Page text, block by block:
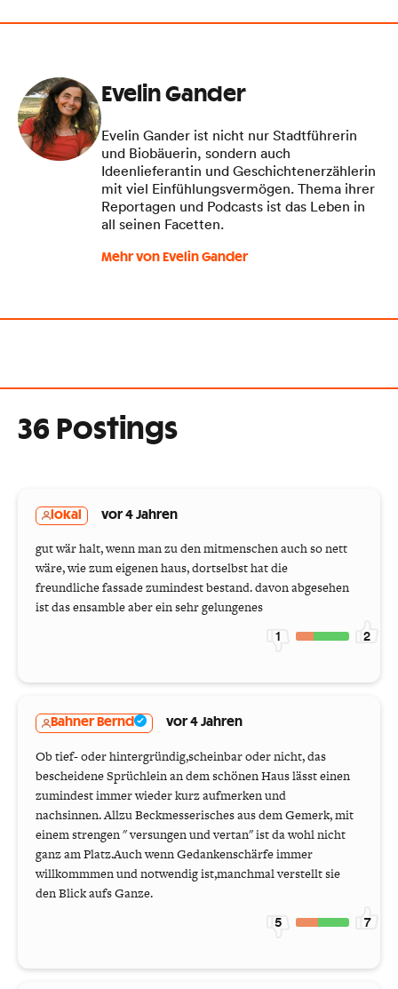
Evelin Gander
Evelin Gander ist nicht nur Stadtführerin
und Biobäuerin, sondern auch
Ideenlieferantin und Geschichtenerzählerin
mit viel Einfühlungsvermögen. Thema ihrer
Reportagen und Podcasts ist das Leben in
all seinen Facetten.
Mehr von Evelin Gander
36 Postings
lokal vor 4 Jahren
gut wär halt, wenn man zu den mitmenschen auch so nett
wäre, wie zum eigenen haus, dortselbst hat die
freundliche fassade zumindest bestand. davon abgesehen
ist das ensamble aber ein sehr gelungenes
1 2
Bahner Bernd vor 4 Jahren
Ob tief- oder hintergründig,scheinbar oder nicht, das
bescheidene Sprüchlein an dem schönen Haus lässt einen
zumindest immer wieder kurz aufmerken und
nachsinnen. Allzu Beckmesserisches aus dem Gemerk, mit
einem strengen " versungen und vertan" ist da wohl nicht
ganz am Platz.Auch wenn Gedankenschärfe immer
willkommmen und notwendig ist,manchmal verstellt sie
den Blick aufs Ganze.
5 7